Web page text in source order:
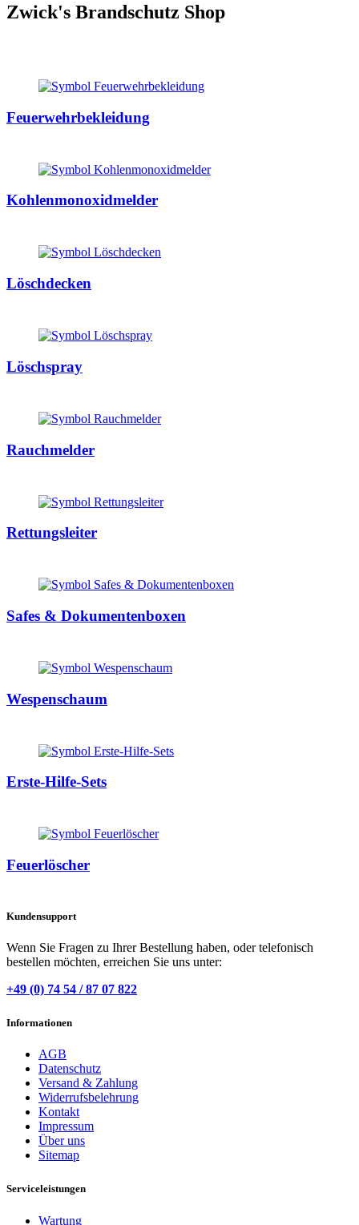
Zwick's Brandschutz Shop
Feuerwehrbekleidung
Kohlenmonoxidmelder
Löschdecken
Löschspray
Rauchmelder
Rettungsleiter
Safes & Dokumentenboxen
Wespenschaum
Erste-Hilfe-Sets
Feuerlöscher
Kundensupport
Wenn Sie Fragen zu Ihrer Bestellung haben, oder telefonisch
bestellen möchten, erreichen Sie uns unter:
+49 (0) 74 54 / 87 07 822
Informationen
AGB
Datenschutz
Versand & Zahlung
Widerrufsbelehrung
Kontakt
Impressum
Über uns
Sitemap
Serviceleistungen
Wartung